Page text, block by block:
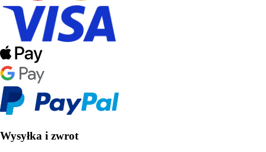
Wysyłka i zwrot